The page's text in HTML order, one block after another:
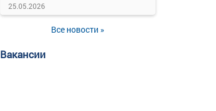
25.05.2026
Все новости »
Вакансии